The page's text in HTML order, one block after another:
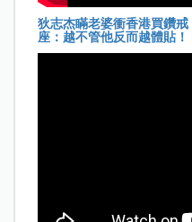
狄志杰瞞老婆衝香港買鑽
座：越不管他反而越體貼！